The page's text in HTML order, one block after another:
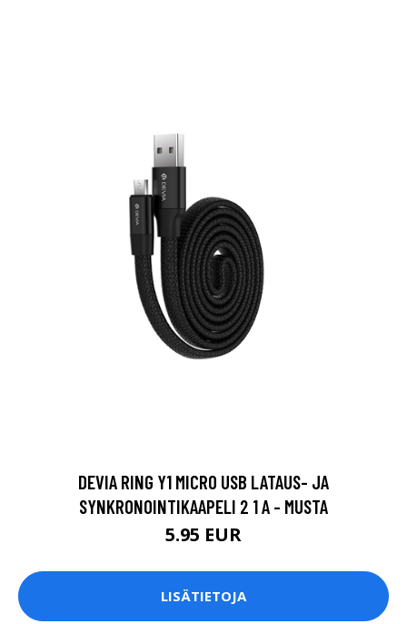
DEVIA RING Y1 MICRO USB LATAUS- JA
SYNKRONOINTIKAAPELI 2 1 A - MUSTA
5.95 EUR
LISÄTIETOJA